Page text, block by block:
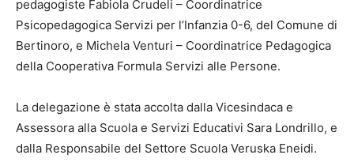
pedagogiste Fabiola Crudeli – Coordinatrice
Psicopedagogica Servizi per l’Infanzia 0-6, del Comune di
Bertinoro, e Michela Venturi – Coordinatrice Pedagogica
della Cooperativa Formula Servizi alle Persone.
La delegazione è stata accolta dalla Vicesindaca e
Assessora alla Scuola e Servizi Educativi Sara Londrillo, e
dalla Responsabile del Settore Scuola Veruska Eneidi.